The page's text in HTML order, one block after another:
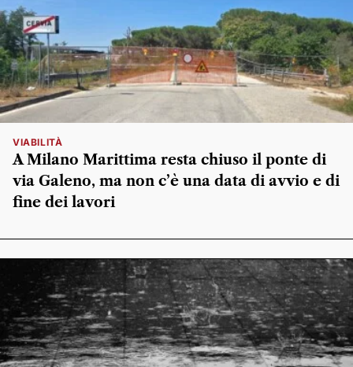
VIABILITÀ
A Milano Marittima resta chiuso il ponte di
via Galeno, ma non c’è una data di avvio e di
fine dei lavori